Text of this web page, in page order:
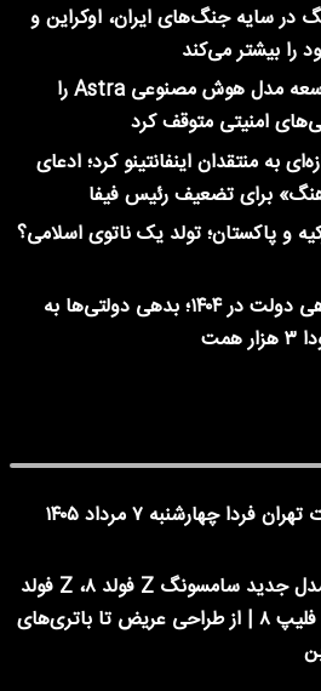
سایه جنگ‌های ایران، اوکراین و
را بیشتر می‌کند
OpenAI توسعه مدل هوش مصنوعی Astra را
امنیتی متوقف کرد
به منتقدان اینفانتینو کرد؛ ادعای
برای تضعیف رئیس فیفا
و پاکستان؛ تولد یک ناتوی اسلامی؟
رکوردزنی بدهی دولت در ۱۴۰۴؛ بدهی دولتی‌ها به
همت
فوری | ادارات تهران فردا چهارشنبه ۷ مرداد ۱۴۰۵
معرفی سه مدل جدید سامسونگ Z فولد ۸، Z فولد
۸ اولترا و Z فلیپ ۸ | از طراحی عریض تا باتری‌های